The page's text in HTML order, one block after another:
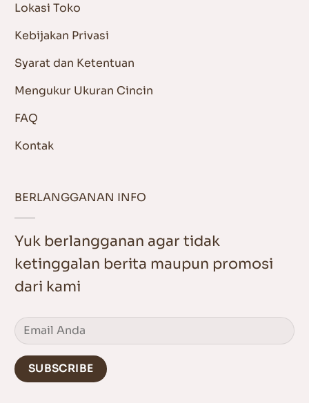
Lokasi Toko
Kebijakan Privasi
Syarat dan Ketentuan
Mengukur Ukuran Cincin
FAQ
Kontak
BERLANGGANAN INFO
Yuk berlangganan agar tidak
ketinggalan berita maupun promosi
dari kami